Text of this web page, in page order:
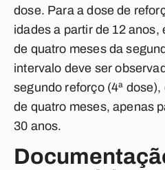
dose. Para a dose de
idades a partir de 12
de quatro meses da
intervalo deve ser
segundo reforço (4ª
de quatro meses, apenas
30 anos.